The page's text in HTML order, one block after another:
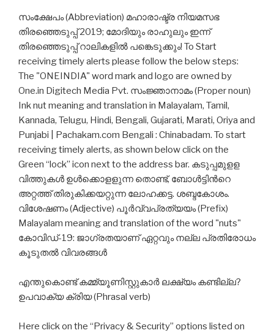
സംക്ഷേപം (Abbreviation) മഹാരാഷ്ട്ര നിയമസഭ
തിരഞ്ഞെടുപ്പ് 2019; മോദിയും രാഹുലും ഇന്ന്
തിരഞ്ഞെടുപ്പ് റാലികളിൽ പങ്കെടുക്കും! To Start
receiving timely alerts please follow the below steps:
The "ONEINDIA" word mark and logo are owned by
One.in Digitech Media Pvt. സംജ്ഞാനാമം (Proper noun)
Ink nut meaning and translation in Malayalam, Tamil,
Kannada, Telugu, Hindi, Bengali, Gujarati, Marati, Oriya and
Punjabi | Pachakam.com Bengali : Chinabadam. To start
receiving timely alerts, as shown below click on the
Green “lock” icon next to the address bar. കടുപ്പമുളള
വിത്തുകള്‍ ഉള്‍ക്കൊളളുന്ന തൊണ്ട്, ബോള്‍ട്ടിന്‍റെ
അറ്റത്ത് തിരുകിക്കയറ്റുന്ന ലോഹക്കട്ട. ശബ്ദകോശം.
വിശേഷണം (Adjective) പൂർവ്വപ്രത്യയം (Prefix)
Malayalam meaning and translation of the word "nuts"
കോവിഡ്-19: ജാഗ്രതയാണ് ഏറ്റവും നല്ല പ്രതിരോധം
കൂടുതൽ വിവരങ്ങൾ
എന്തുകൊണ്ട് കമ്മ്യൂണിസ്റ്റുകാർ ലക്ഷ്യം കണ്ടില്ല?
ഉപവാക്യ ക്രിയ (Phrasal verb)
Here click on the “Privacy & Security” options listed on